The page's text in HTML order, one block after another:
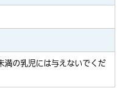
満の乳児には与えないでくだ